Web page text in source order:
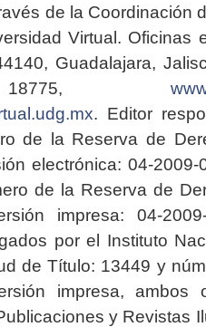
de la Coordinación
Virtual. Oficinas
Guadalajara,
. Editor
de la Reserva de
electrónica: 04-2009-
de la Reserva de
impresa: 04-2009-
por el Instituto
de Título: 13449 y
impresa, ambos
y Revistas